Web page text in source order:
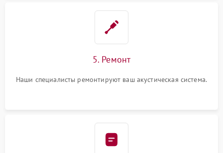
5. Ремонт
Наши специалисты ремонтируют ваш акустическая система.